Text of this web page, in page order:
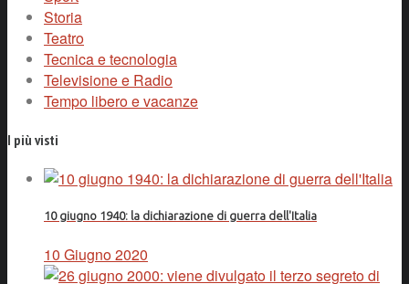
Storia
Teatro
Tecnica e tecnologia
Televisione e Radio
Tempo libero e vacanze
I più visti
10 giugno 1940: la dichiarazione di guerra dell'Italia
10 Giugno 2020